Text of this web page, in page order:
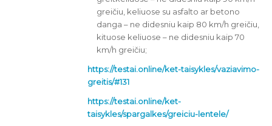
greičiu, keliuose su asfalto ar betono
danga – ne didesniu kaip 80 km/h greičiu,
kituose keliuose – ne didesniu kaip 70
km/h greičiu;
https://testai.online/ket-taisykles/vaziavimo-
greitis/#131
https://testai.online/ket-
taisykles/spargalkes/greiciu-lentele/